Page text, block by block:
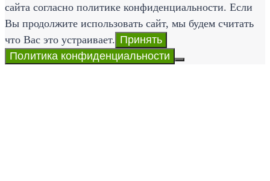
сайта согласно политике конфиденциальности. Если
Вы продолжите использовать сайт, мы будем считать
что Вас это устраивает. Принять
Политика конфиденциальности